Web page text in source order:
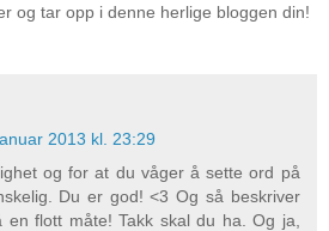
og tar opp i denne herlige bloggen din!
2013 kl. 23:29
og for at du våger å sette ord på
Du er god! <3 Og så beskriver
en flott måte! Takk skal du ha. Og ja,